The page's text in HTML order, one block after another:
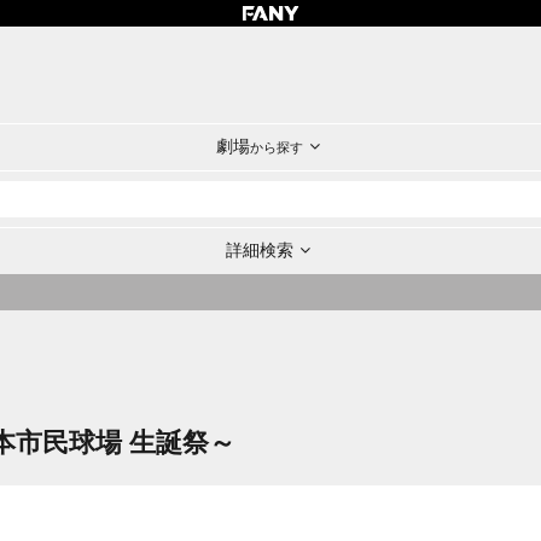
劇場から探す
詳細検索
市民球場 生誕祭～